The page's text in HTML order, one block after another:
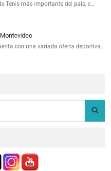
Tenis más importante del país, c…
con una variada oferta deportiva…